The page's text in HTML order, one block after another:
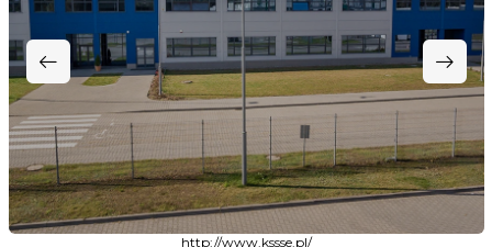
http://www.kssse.pl/